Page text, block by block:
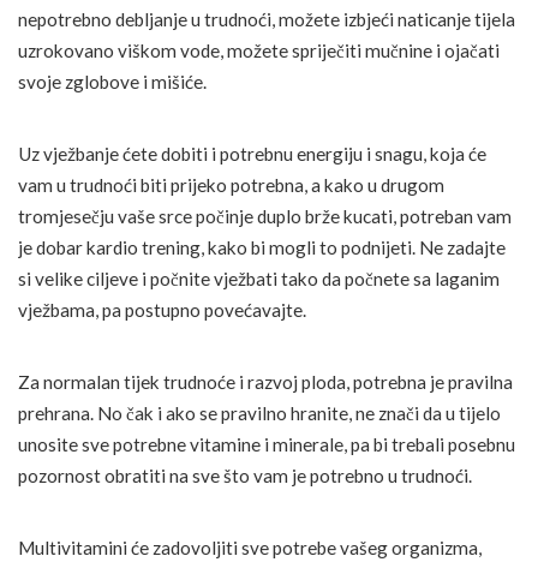
nepotrebno debljanje u trudnoći, možete izbjeći naticanje tijela
uzrokovano viškom vode, možete spriječiti mučnine i ojačati
svoje zglobove i mišiće.
Uz vježbanje ćete dobiti i potrebnu energiju i snagu, koja će
vam u trudnoći biti prijeko potrebna, a kako u drugom
tromjesečju vaše srce počinje duplo brže kucati, potreban vam
je dobar kardio trening, kako bi mogli to podnijeti. Ne zadajte
si velike ciljeve i počnite vježbati tako da počnete sa laganim
vježbama, pa postupno povećavajte.
Za normalan tijek trudnoće i razvoj ploda, potrebna je pravilna
prehrana. No čak i ako se pravilno hranite, ne znači da u tijelo
unosite sve potrebne vitamine i minerale, pa bi trebali posebnu
pozornost obratiti na sve što vam je potrebno u trudnoći.
Multivitamini će zadovoljiti sve potrebe vašeg organizma,